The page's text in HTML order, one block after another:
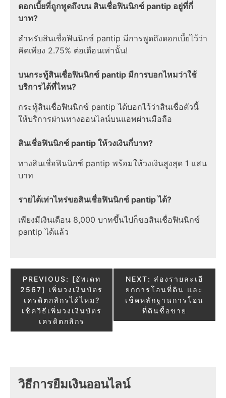
ดอกเบี้ยที่ถูกพูดถึงบน สินเชื่อฟินนิกซ์ pantip อยู่ที่กี่
บาท?
สำหรับสินเชื่อฟินนิกซ์ pantip มีการพูดถึงดอกเบี้ยไว้ว่า
คิดเพียง 2.75% ต่อเดือนเท่านั้น!
บนกระทู้สินเชื่อฟินนิกซ์ pantip มีการบอกไหมว่าใช้
บริการได้ที่ไหน?
กระทู้สินเชื่อฟินนิกซ์ pantip ได้บอกไว้ว่าสินเชื่อตัวนี้
ให้บริการผ่านทางออนไลน์บนแอพผ่านมือถือ
สินเชื่อฟินนิกซ์ pantip ให้วงเงินกี่บาท?
ทางสินเชื่อฟินนิกซ์ pantip พร้อมให้วงเงินสูงสุด 1 แสน
บาท
รายได้เท่าไหร่ขอสินเชื่อฟินนิกซ์ pantip ได้?
เพียงมีเงินเดือน 8,000 บาทขึ้นไปก็ขอสินเชื่อฟินนิกซ์
pantip ได้แล้ว
Post
navigation
PREVIOUS: [อัพเดท
2567] เพิ่มวงเงินบัตร
เครดิตกสิกรได้ไหม?
เช็ควิธีเพิ่มวงเงินบัตร
เครดิตกสิกร
NEXT: ส่องรายละเอี
ยกการโอนที่ดิน และ
เช็คหลักฐานการโอน
ที่ดินซื้อขาย
วิธีการยืมเงินออนไลน์